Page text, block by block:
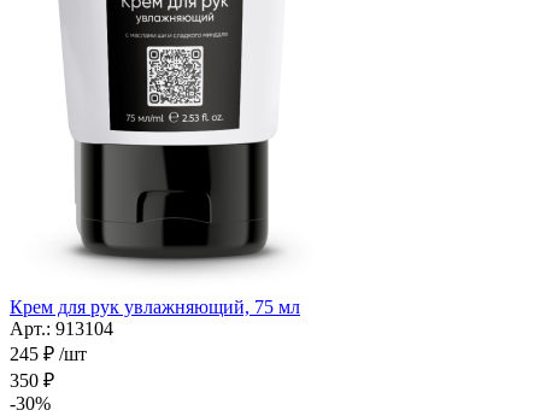
Крем для рук увлажняющий, 75 мл
Арт.: 913104
245 ₽ /шт
350 ₽
-30%